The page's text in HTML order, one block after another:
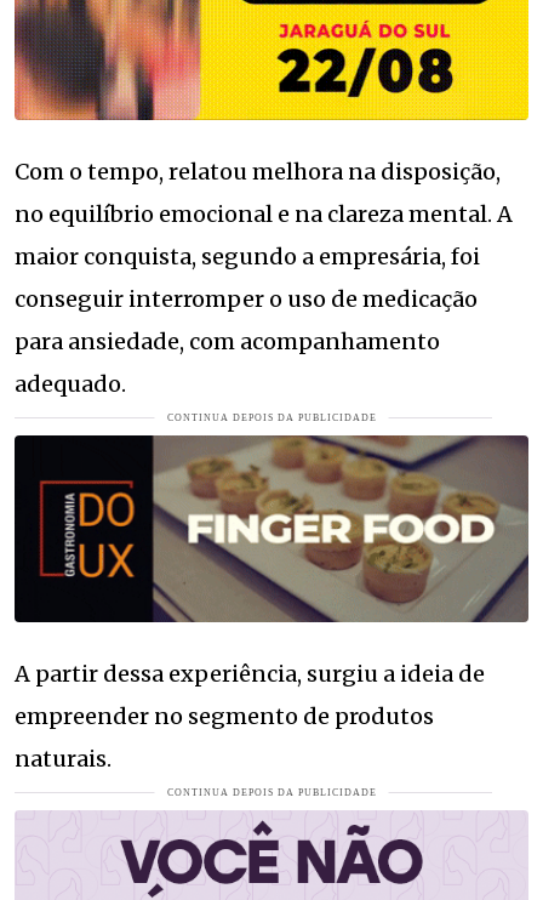
Com o tempo, relatou melhora na disposição,
no equilíbrio emocional e na clareza mental. A
maior conquista, segundo a empresária, foi
conseguir interromper o uso de medicação
para ansiedade, com acompanhamento
adequado.
A partir dessa experiência, surgiu a ideia de
empreender no segmento de produtos
naturais.